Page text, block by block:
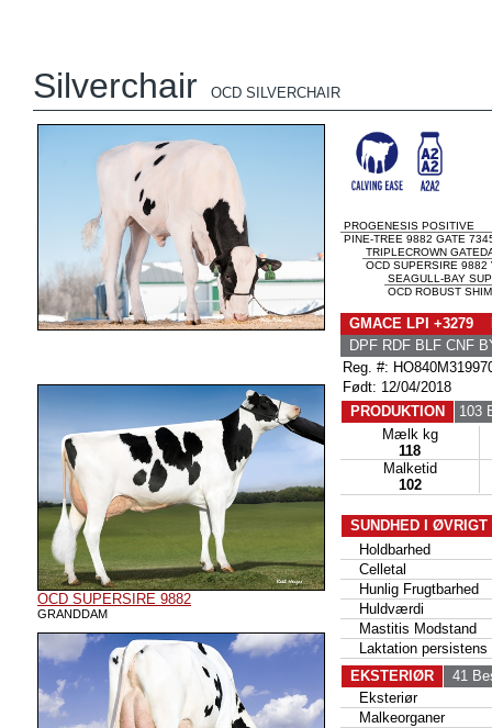
Silverchair OCD SILVERCHAIR
OCD SUPERSIRE 9882
GRANDDAM
PROGENESIS POSITIVE
PINE-TREE 9882 GATE
TRIPLECROWN
OCD SUPERSIRE 9882
SEAGULL-BAY
OCD ROBUST
GMACE LPI +3279
DPF RDF BLF CNF
Reg. #:
Født: 12/04/2018
PRODUKTION
103
Mælk kg
118
Malketid
102
SUNDHED I ØVRIGT
Holdbarhed
Celletal
Hunlig Frugtbarhed
Huldværdi
Mastitis Modstand
Laktation persistens
EKSTERIØR
41
Eksteriør
Malkeorganer